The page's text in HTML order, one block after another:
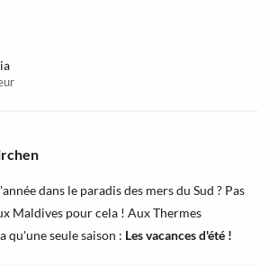
dans le paradis des mers du Sud ? Pas
Maldives pour cela ! Aux Thermes
qu'une seule saison : Les vacances d'été !